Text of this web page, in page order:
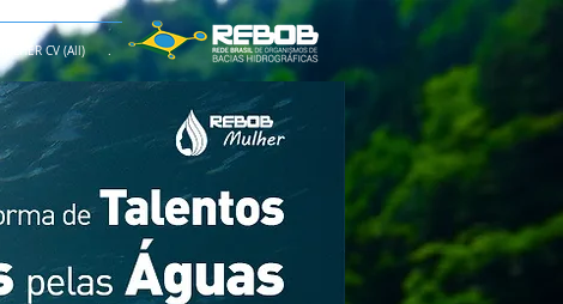
MULHER CV (All) .